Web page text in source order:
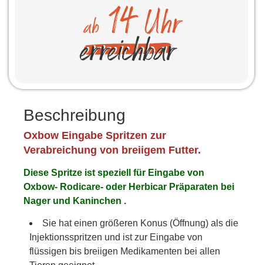
Beschreibung
Oxbow Eingabe Spritzen zur
Verabreichung von breiigem Futter.
Diese Spritze ist speziell für Eingabe von
Oxbow- Rodicare- oder Herbicar Präparaten bei
Nager und Kaninchen .
Sie hat einen größeren Konus (Öffnung) als die
Injektionsspritzen und ist zur Eingabe von
flüssigen bis breiigen Medikamenten bei allen